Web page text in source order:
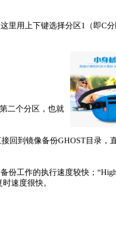
里用上下键选择分区1（即C
二个分区，也就
回到镜像备份GHOST目录，
份工作的执行速度较快；
速度很快。